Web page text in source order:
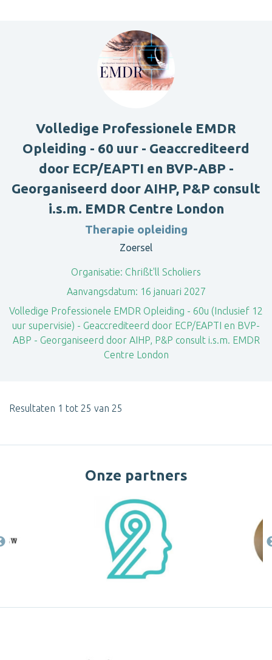
Volledige Professionele EMDR
Opleiding - 60 uur - Geaccrediteerd
door ECP/EAPTI en BVP-ABP -
Georganiseerd door AIHP, P&P consult
i.s.m. EMDR Centre London
Therapie opleiding
Zoersel
Organisatie: Chrißt'll Scholiers
Aanvangsdatum: 16 januari 2027
Volledige Professionele EMDR Opleiding - 60u (Inclusief 12
uur supervisie) - Geaccrediteerd door ECP/EAPTI en BVP-
ABP - Georganiseerd door AIHP, P&P consult i.s.m. EMDR
Centre London
Resultaten 1 tot 25 van 25
Onze partners